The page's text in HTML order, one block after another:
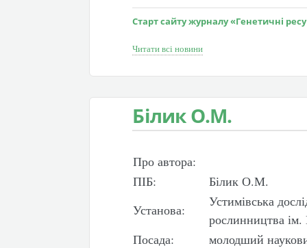
Старт сайту журналу «Генетичні
Читати всі новини
Білик О.М.
Про автора:
ПІБ:
Білик О.М.
Установа:
Устимівська
рослинництва
Посада:
молодший